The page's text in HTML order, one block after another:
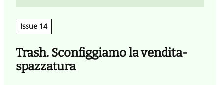
Issue 14
Trash. Sconfiggiamo la vendita-
spazzatura